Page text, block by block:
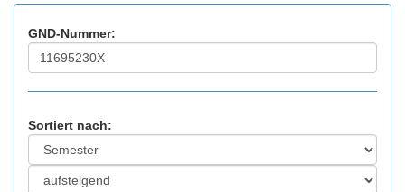
GND-Nummer:
Sortiert nach: